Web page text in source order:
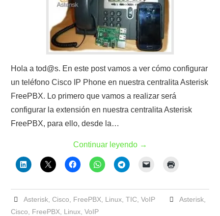
Hola a tod@s. En este post vamos a ver cómo configurar
un teléfono Cisco IP Phone en nuestra centralita Asterisk
FreePBX. Lo primero que vamos a realizar será
configurar la extensión en nuestra centralita Asterisk
FreePBX, para ello, desde la…
Continuar leyendo →
Asterisk, Cisco FreePBX, Linux, TIC, VoIP Asterisk,
Cisco
FreePBX Linux ,VoIP